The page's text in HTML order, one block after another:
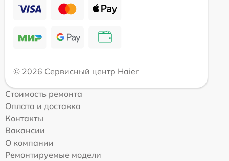
© 2026 Сервисный центр Haier
Стоимость ремонта
Оплата и доставка
Контакты
Вакансии
О компании
Ремонтируемые модели